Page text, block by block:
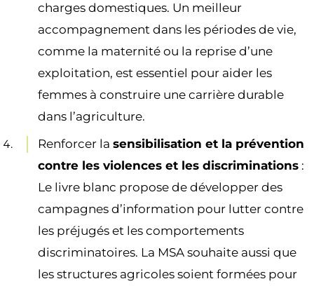
charges domestiques. Un meilleur
accompagnement dans les périodes de vie,
comme la maternité ou la reprise d’une
exploitation, est essentiel pour aider les
femmes à construire une carrière durable
dans l’agriculture.
Renforcer la sensibilisation et la prévention
contre les violences et les discriminations :
Le livre blanc propose de développer des
campagnes d’information pour lutter contre
les préjugés et les comportements
discriminatoires. La MSA souhaite aussi que
les structures agricoles soient formées pour